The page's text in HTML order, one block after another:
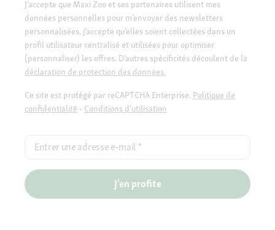
J’accepte que Maxi Zoo et ses partenaires utilisent mes
données personnelles pour m’envoyer des newsletters
personnalisées, j’accepte qu’elles soient collectées dans un
profil utilisateur centralisé et utilisées pour optimiser
(personnaliser) les offres. D’autres spécificités découlent de la
déclaration de protection des données.
Ce site est protégé par reCAPTCHA Enterprise. Politique de
confidentialité - Conditions d'utilisation
Entrer une adresse e-mail *
J'en profite